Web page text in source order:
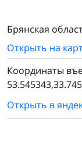
Брянская
Открыть на
Координаты
Открыть в